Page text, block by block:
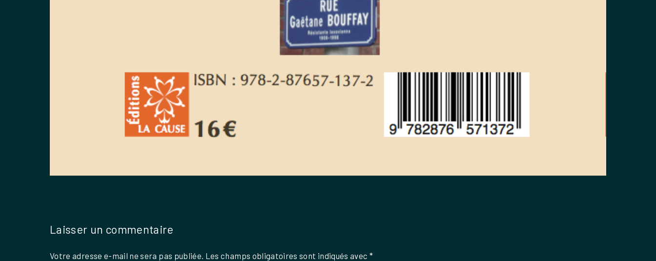
Laisser un commentaire
Votre adresse e-mail ne sera pas publiée. Les champs obligatoires sont indiqués avec *